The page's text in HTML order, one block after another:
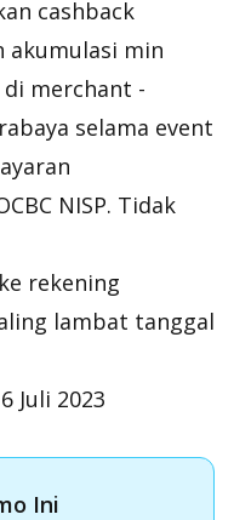
cashback
akumulasi min
merchant -
selama event
NISP. Tidak
rekening
lambat tanggal
Juli 2023
Ini